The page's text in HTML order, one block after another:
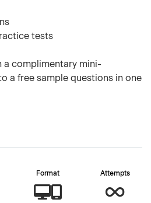
tests
a complimentary mini-
a free sample questions in one
Format Attempts